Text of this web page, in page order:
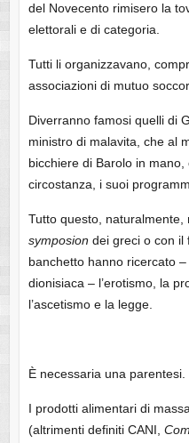
del Novecento rimisero la
elettorali e di categoria.
Tutti li organizzavano,
associazioni di mutuo
Diverranno famosi quelli di
ministro di malavita, che al
bicchiere di Barolo in
circostanza, i suoi
Tutto questo,
symposion dei greci o con il
banchetto hanno ricercato
dionisiaca – l’erotismo, la
l’ascetismo e la legge.
È necessaria una parentesi.
I prodotti alimentari di
(altrimenti definiti CANI,